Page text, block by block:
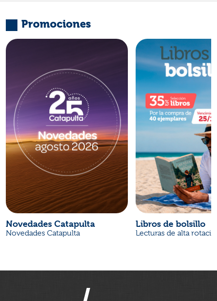
Promociones
Novedades Catapulta
Novedades Catapulta
Libros de bolsillo
Lecturas de alta